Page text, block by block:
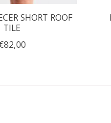
SHORT ROOF
TILE